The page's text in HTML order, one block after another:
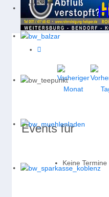
Events für
Keine Termine